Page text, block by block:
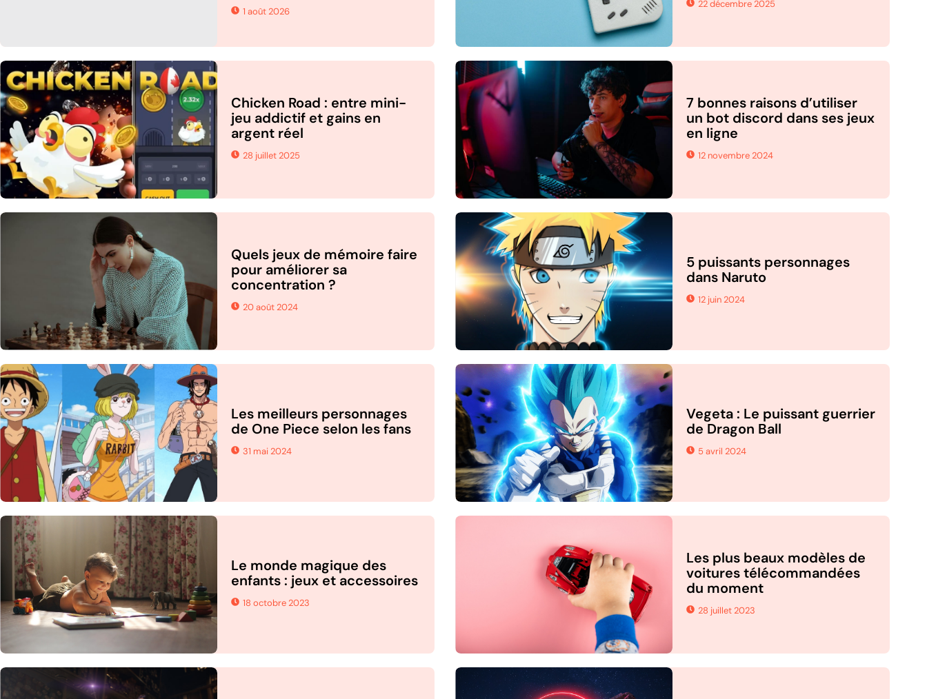
1 août 2026
22 décembre 2025
Chicken Road : entre mini-
jeu addictif et gains en
argent réel
28 juillet 2025
7 bonnes raisons d’utiliser
un bot discord dans ses jeux
en ligne
12 novembre 2024
Quels jeux de mémoire faire
pour améliorer sa
concentration ?
20 août 2024
5 puissants personnages
dans Naruto
12 juin 2024
Les meilleurs personnages
de One Piece selon les fans
31 mai 2024
Vegeta : Le puissant guerrier
de Dragon Ball
5 avril 2024
Le monde magique des
enfants : jeux et accessoires
18 octobre 2023
Les plus beaux modèles de
voitures télécommandées
du moment
28 juillet 2023